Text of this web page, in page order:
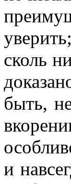
сколь
быть,
и